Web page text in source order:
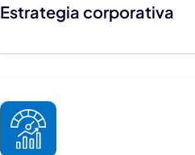
Estrategia corporativa